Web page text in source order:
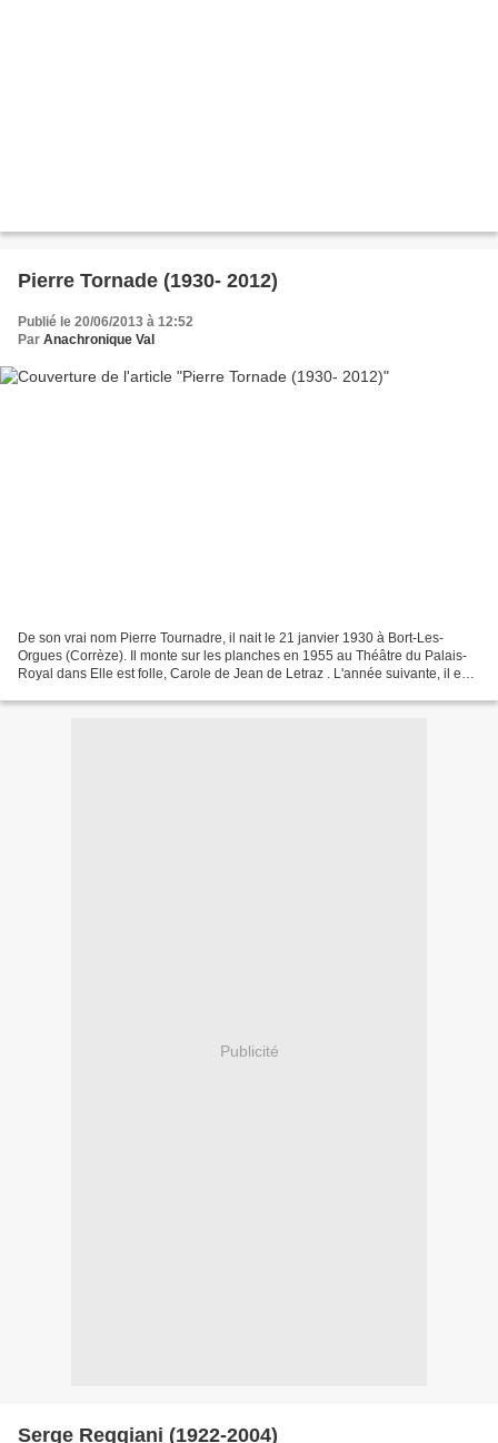
Pierre Tornade (1930- 2012)
Publié le 20/06/2013 à 12:52
Par Anachronique Val
De son vrai nom Pierre Tournadre, il nait le 21 janvier 1930 à Bort-Les-
Orgues (Corrèze). Il monte sur les planches en 1955 au Théâtre du Palais-
Royal dans Elle est folle, Carole de Jean de Letraz . L'année suivante, il est
Publicité
Serge Reggiani (1922-2004)